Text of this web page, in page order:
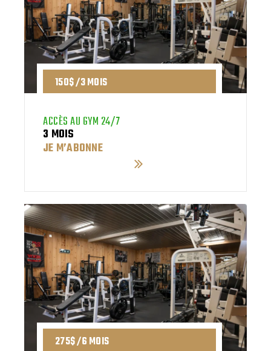
150$ /3 MOIS
ACCÈS AU GYM 24/7
3 MOIS
JE M’ABONNE
275$ /6 MOIS